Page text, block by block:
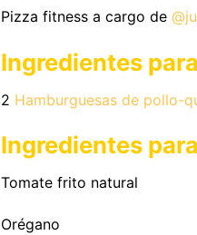
Pizza fitness a cargo de
Ingredientes
2 Hamburguesas de pollo-
Ingredientes
Tomate frito natural
Orégano